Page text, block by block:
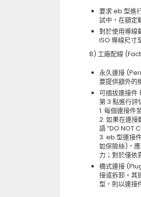
要求 eb 型進
試中，在額定
對於使用導線
ISO 導線尺寸
B) 工廠配線
永久連接
要提供額外的
可插拔連接
第 3 點進行評
1. 每個連接件
2. 如果在連
語 “DO NOT
3. eb 型連接
如保險絲)，
力；對於僅依
橋式連接
接或拆卸。其
型，則以連接